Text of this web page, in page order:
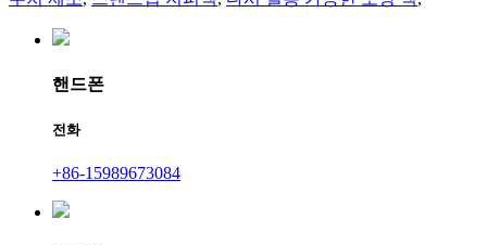
핸드폰
전화
+86-15989673084